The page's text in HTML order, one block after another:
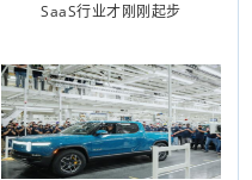
SaaS行业才刚刚起步